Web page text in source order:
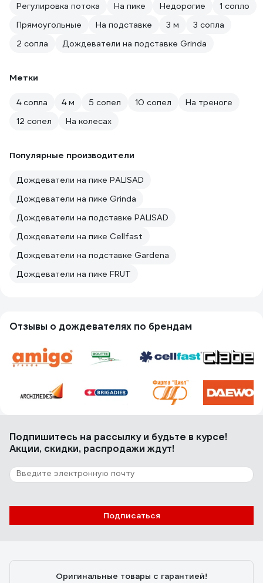
Регулировка потока На пике Недорогие
1 сопло
Прямоугольные
На подставке 3 м
3 сопла
2 сопла
Дождеватели на подставке Grinda
Метки
4 сопла 4 м 5 сопел 10 сопел
На треноге
12 сопел
На колесах
Популярные производители
Дождеватели на пике PALISAD
Дождеватели на пике Grinda
Дождеватели на подставке PALISAD
Дождеватели на пике Cellfast
Дождеватели на подставке Gardena
Дождеватели на пике FRUT
Отзывы о дождевателях по брендам
Подпишитесь на рассылкуи будьте в курсе!
Акции, скидки, распродажи ждут!
Подписаться
Оригинальные товары с гарантией!